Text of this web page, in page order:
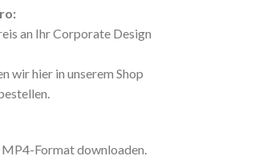
an Ihr Corporate Design
wir hier in unserem Shop
Format downloaden.